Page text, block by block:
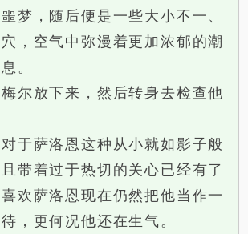
梦，随后便是一些大小不一、
，空气中弥漫着更加浓郁的潮
。
放下来，然后转身去检查他
萨洛恩这种从小就如影子般
带着过于热切的关心已经有了
欢萨洛恩现在仍然把他当作一
，更何况他还在生气。